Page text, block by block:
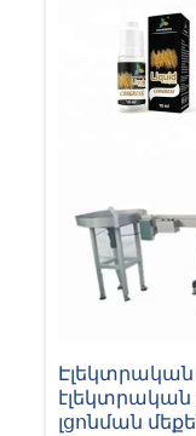
Էլեկտրական
էլեկտրական
լցոնման